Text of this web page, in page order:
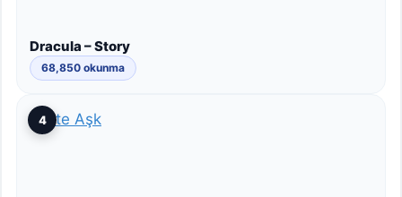
Dracula – Story
68,850 okunma
4